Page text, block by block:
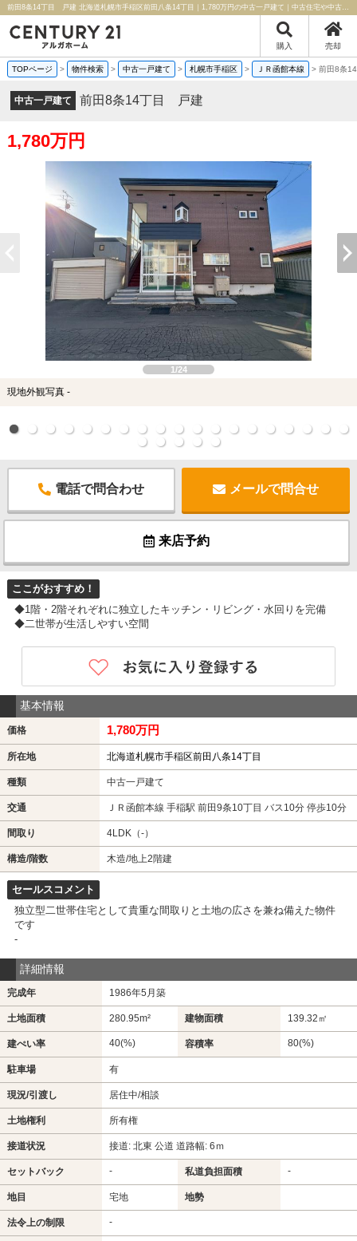
前田8条14丁目 戸建 北海道札幌市手稲区前田八条14丁目｜1,780万円の中古一戸建て｜中古住宅や中古物件情報｜センチュリー21アルガホーム
購入 売却
TOPページ > 物件検索 > 中古一戸建て > 札幌市手稲区 > ＪＲ函館本線 > 前田8条
中古一戸建て 前田8条14丁目 戸建
1,780万円
1/24
現地外観写真 -
電話で問合わせ メールで問合せ
来店予約
ここがおすすめ！
◆1階・2階それぞれに独立したキッチン・リビング・水回りを完備
◆二世帯が生活しやすい空間
基本情報
価格 1,780万円
所在地 北海道札幌市手稲区前田八条14丁目
種類 中古一戸建て
交通 ＪＲ函館本線 手稲駅 前田9条10丁目 バス10分 停歩10分
間取り 4LDK（-）
構造/階数 木造/地上2階建
セールスコメント
独立型二世帯住宅として貴重な間取りと土地の広さを兼ね備えた物件
です
-
詳細情報
完成年 1986年5月築
土地面積 280.95m² 建物面積 139.32㎡
建ぺい率 40(%) 容積率 80(%)
駐車場 有
現況/引渡し 居住中/相談
土地権利 所有権
接道状況 接道: 北東 公道 道路幅: 6ｍ
セットバック - 私道負担面積 -
地目 宅地 地勢
法令上の制限 -